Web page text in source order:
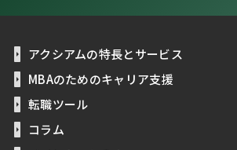
アクシアムの特長とサービス
MBAのためのキャリア支援
転職ツール
コラム